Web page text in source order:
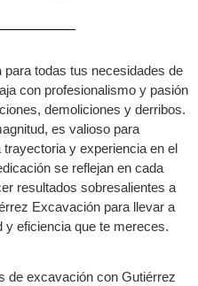
para todas tus necesidades de
con profesionalismo y pasión
demoliciones y derribos.
es valioso para
y experiencia en el
se reflejan en cada
resultados sobresalientes a
Excavación para llevar a
eficiencia que te mereces.
de excavación con Gutiérrez